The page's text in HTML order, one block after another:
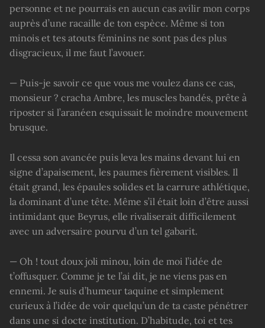
personne et ne pourrais en aucun cas avilir mon corps
auprès d’une racaille de ton espèce. Même si ton
minois et tes atouts féminins ne sont pas des plus
disgracieux, il me faut l’avouer.
— Puis-je savoir ce que vous me voulez dans ce cas,
monsieur ? cracha Ambre, les muscles bandés, prête à
riposter si l’aranéen esquissait le moindre mouvement
brusque.
Il cessa son avancée puis leva les mains devant lui en
signe d’apaisement, les paumes fièrement visibles. Il
était grand, les épaules solides et la carrure athlétique,
la dominant d’une tête. Même s’il était loin d’être aussi
intimidant que Beyrus, elle rivaliserait difficilement
avec un adversaire pourvu d’un tel gabarit.
— Oh ! tout doux joli minou, loin de moi l’idée de
t’offusquer. Comme je te l’ai dit, je ne viens pas en
ennemi. Je suis d’humeur taquine et simplement
curieux à l’idée de voir quelqu’un de ta caste pénétrer
dans une si docte institution. D’habitude, toi et tes